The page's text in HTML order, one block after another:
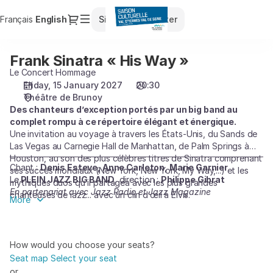
Français Current
English Dialog
Sign in Register
selection
Brunoy
15.01.2027
20:30
Frank
Sinatra
His
Way
Culturelle
du
Frank
Sinatra
Way
»
Frank Sinatra « His Way »
Le Concert Hommage
Friday, 15 January 2027
20:30
Théâtre de Brunoy
Des chanteurs d’exception portés par un big band au
complet rompu à ce répertoire élégant et énergique.
Une invitation au voyage à travers les États-Unis, du Sands de
Las Vegas au Carnegie Hall de Manhattan, de Palm Springs à
Houston, au son des plus célèbres titres de Sinatra comprenant
ses succès mondiaux (New York, New York, My Way,...) et les
mythiques duos qu’il partagea avec les plus grandes
chanteuses de jazz... avec un clin d’œil à Elvis.
Chant :Denis Esteve, Anne Carleton, Marie Garnier
LePLEIN JAZZ BIG BAND, direction :Philippe Gibrat
En partenariat avec Jazz Radio et Jazz Magazine
More
How would you choose your seats?
Seat map Select your seat